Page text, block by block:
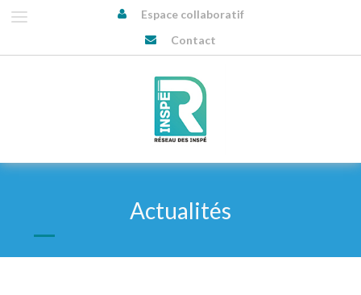
Espace collaboratif
Contact
Actualités